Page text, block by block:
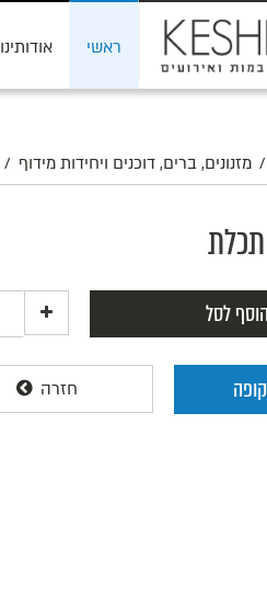
ראשי אודותינו
/ מזנונים, ברים, דוכנים ויחידות מידוף /
הוסף לסל
חזרה